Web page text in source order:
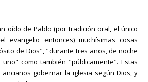
oído de Pablo (por tradición oral, el único
evangelio entonces) muchísimas cosas
de Dios", "durante tres años, de noche
como también "públicamente". Estas
gobernar la iglesia según Dios, y